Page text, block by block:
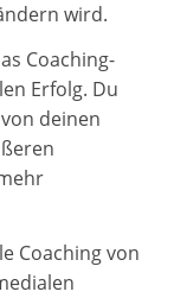
wird.
Coaching-
Erfolg. Du
deinen
Coaching von